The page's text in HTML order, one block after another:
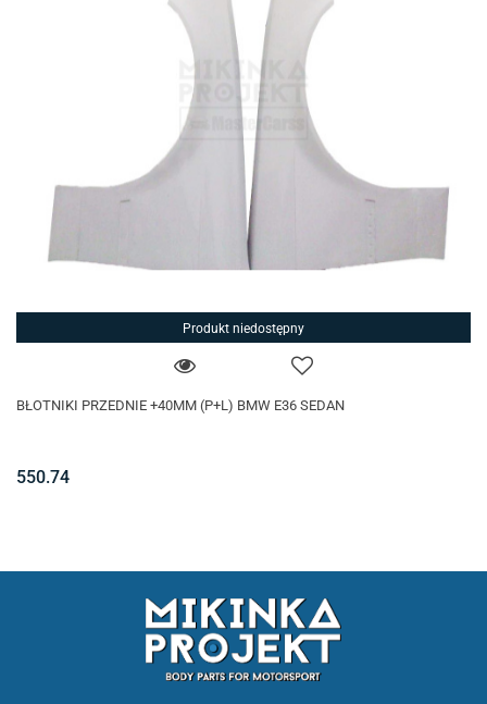
Produkt niedostępny
BŁOTNIKI PRZEDNIE +40MM (P+L) BMW E36 SEDAN
550.74